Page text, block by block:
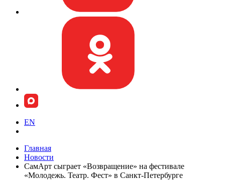
EN
Главная
Новости
СамАрт сыграет «Возвращение» на фестивале
«Молодежь. Театр. Фест» в Санкт-Петербурге